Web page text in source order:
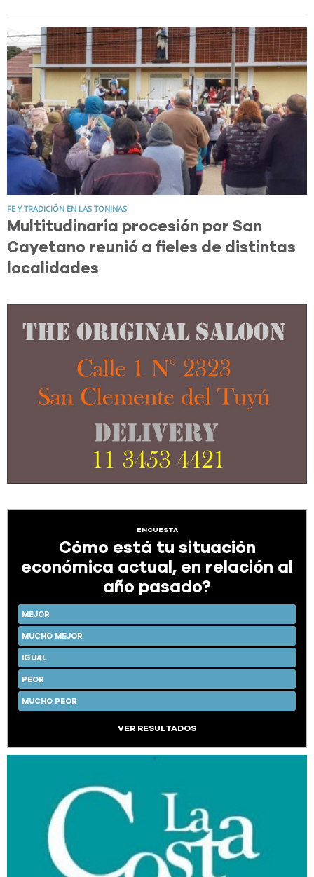
FE Y TRADICIÓN EN LAS TONINAS
Multitudinaria procesión por San
Cayetano reunió a fieles de distintas
localidades
ENCUESTA
Cómo está tu situación
económica actual, en relación al
año pasado?
MEJOR
MUCHO MEJOR
IGUAL
PEOR
MUCHO PEOR
VER RESULTADOS